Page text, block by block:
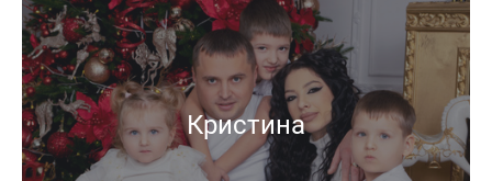
Кристина